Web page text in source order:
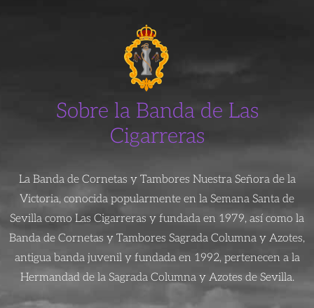
Sobre la Banda de Las
Cigarreras
La Banda de Cornetas y Tambores Nuestra Señora de la
Victoria, conocida popularmente en la Semana Santa de
Sevilla como Las Cigarreras y fundada en 1979, así como la
Banda de Cornetas y Tambores Sagrada Columna y Azotes,
antigua banda juvenil y fundada en 1992, pertenecen a la
Hermandad de la Sagrada Columna y Azotes de Sevilla.